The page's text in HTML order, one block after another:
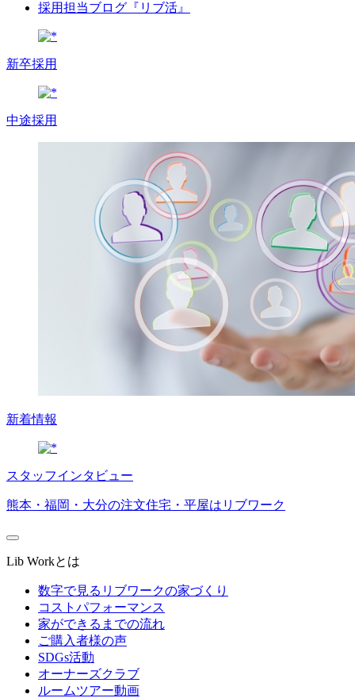
採用担当ブログ『リブ活』
新卒採用
中途採用
新着情報
スタッフインタビュー
熊本・福岡・大分の注文住宅・平屋はリブワーク
Lib Workとは
数字で見るリブワークの家づくり
コストパフォーマンス
家ができるまでの流れ
ご購入者様の声
SDGs活動
オーナーズクラブ
ルームツアー動画